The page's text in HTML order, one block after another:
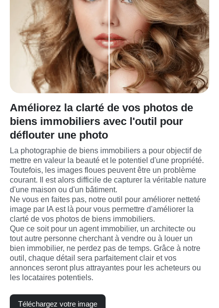
Améliorez la clarté de vos photos de
biens immobiliers avec l'outil pour
déflouter une photo
La photographie de biens immobiliers a pour objectif de
mettre en valeur la beauté et le potentiel d'une propriété.
Toutefois, les images floues peuvent être un problème
courant. Il est alors difficile de capturer la véritable nature
d'une maison ou d'un bâtiment.
Ne vous en faites pas, notre outil pour améliorer netteté
image par IA est là pour vous permettre d'améliorer la
clarté de vos photos de biens immobiliers.
Que ce soit pour un agent immobilier, un architecte ou
tout autre personne cherchant à vendre ou à louer un
bien immobilier, ne perdez pas de temps. Grâce à notre
outil, chaque détail sera parfaitement clair et vos
annonces seront plus attrayantes pour les acheteurs ou
les locataires potentiels.
Téléchargez votre image